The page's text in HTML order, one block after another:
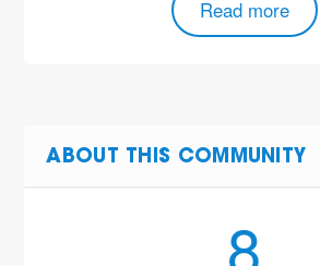
Read more
ABOUT THIS COMMUNITY
8